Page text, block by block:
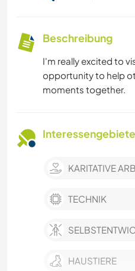
Beschreibung
I'm really excited to
opportunity to help
moments together.
Interessengebiete
KARITATIVE
TECHNIK
HAUSTIERE